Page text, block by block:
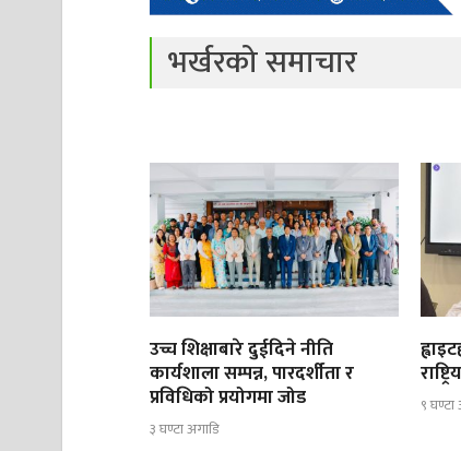
भर्खरको समाचार
उच्च शिक्षाबारे दुईदिने नीति
कार्यशाला सम्पन्न, पारदर्शीता र
प्रविधिको प्रयोगमा जोड
३ घण्टा अगाडि
९ घण्टा